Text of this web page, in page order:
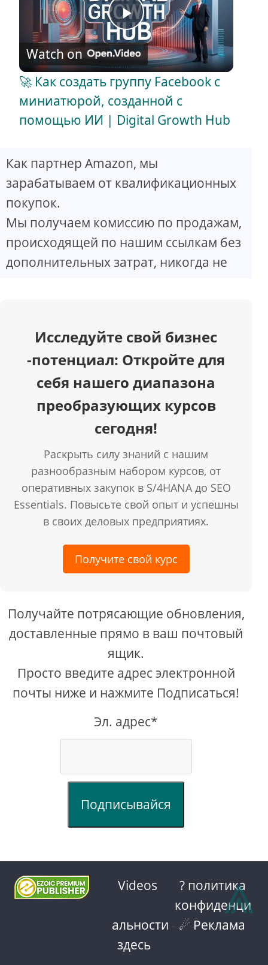
P
l
a
V
d
Watch on
🚀 Как создать группу Facebook с
миниатюрой, созданной с
помощью ИИ | Digital Growth Hub
Как партнер Amazon, мы
зарабатываем от квалификационных
покупок.
Мы получаем комиссию по продажам,
происходящей по нашим ссылкам без
дополнительных затрат, никогда не
Исследуйте свой бизнес
-потенциал: Откройте для
себя нашего диапазона
преобразующих курсов
сегодня!
Раскрыть силу знаний с нашим
разнообразным набором курсов, от
оперативных закупок в S/4HANA до SEO
Essentials. Повысьте свой опыт и успешны
в своих деловых предприятиях.
Получите свой курс
Получайте потрясающие обновления,
доставленные прямо в ваш почтовый
ящик.
Просто введите адрес электронной
почты ниже и нажмите Подписаться!
Эл. адрес*
Подписывайся
Videos
? политика
конфиденци
альности
☄ Реклама
здесь
⩓